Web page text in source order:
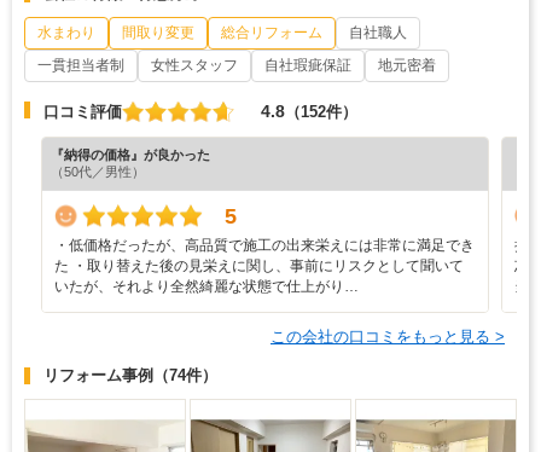
水まわり 間取り変更 総合リフォーム
自社職人
一貫担当者制
女性スタッフ 自社瑕疵保証 地元密着
口コミ評価 4.8 （152件）
『納得の価格』が良かった
（50代／男性）
5
・低価格だったが、高品質で施工の出来栄えには非常に満足でき
た ・取り替えた後の見栄えに関し、事前にリスクとして聞いて
いたが、それより全然綺麗な状態で仕上がり…
担
忘
当
この会社の口コミをもっと見る >
リフォーム事例 （74件）